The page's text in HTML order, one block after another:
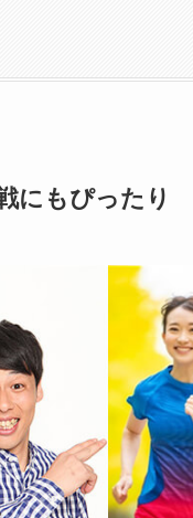
にもぴったり